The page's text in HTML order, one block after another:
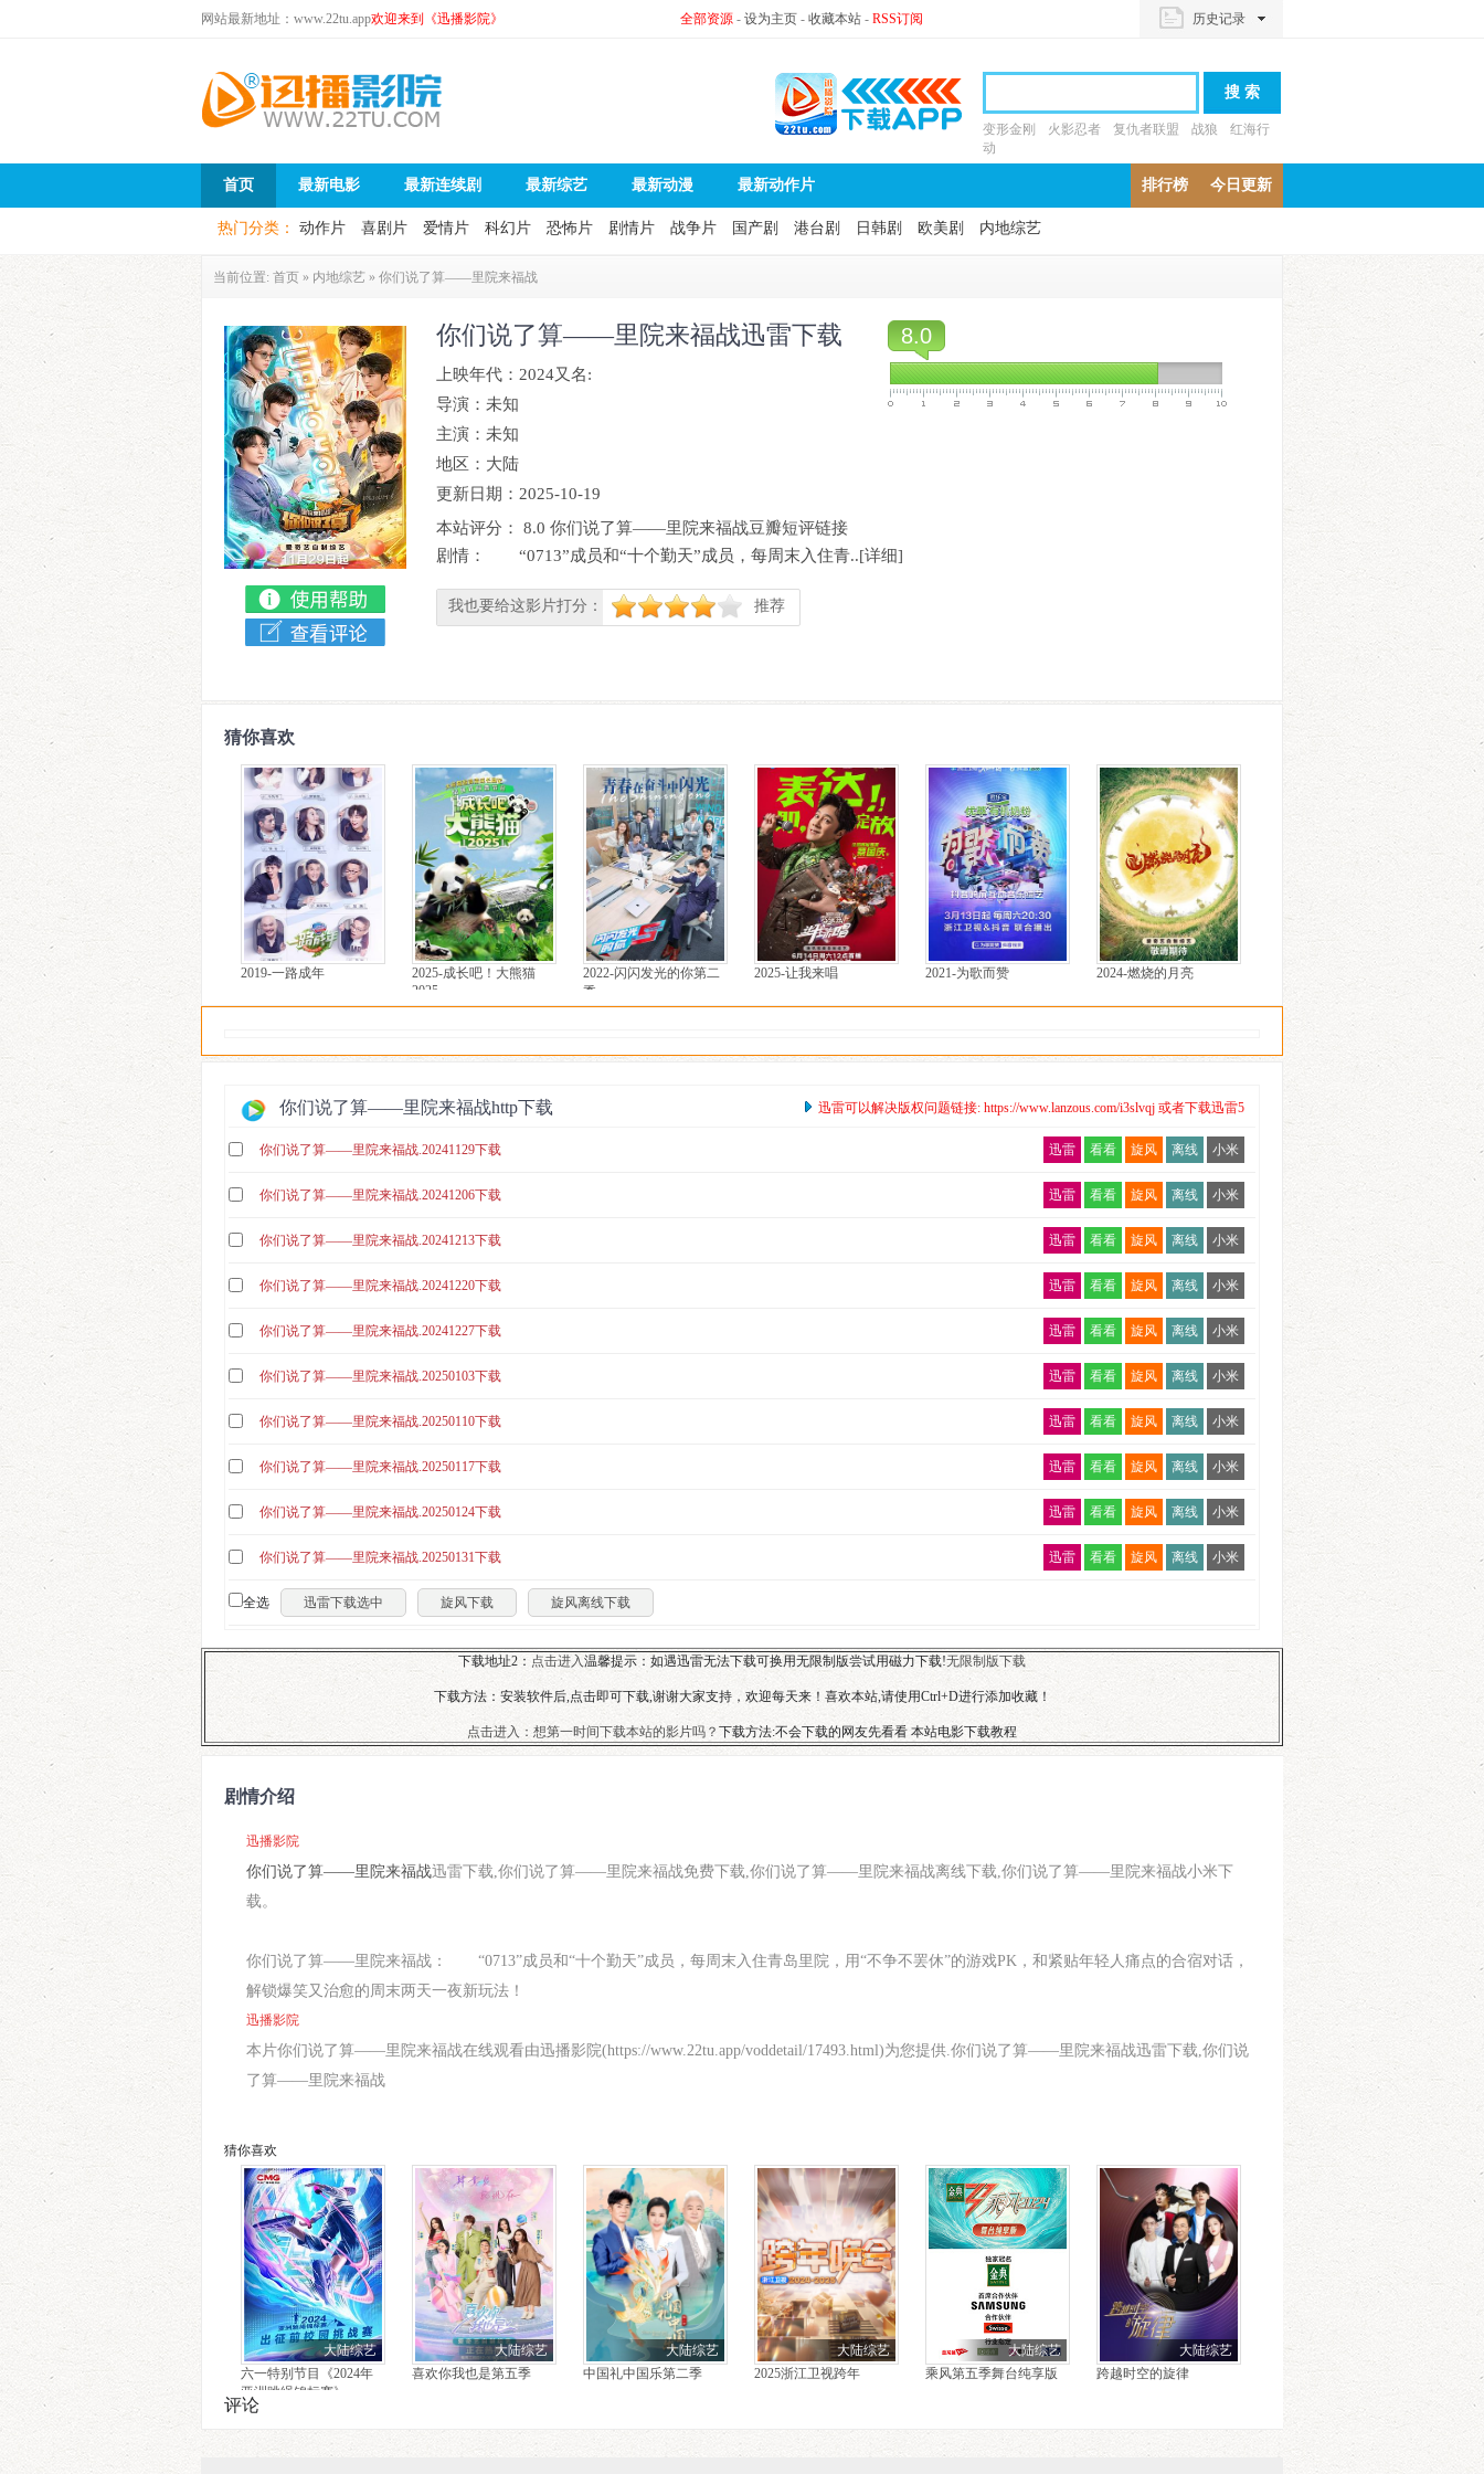
网站最新地址：www.22tu.app欢迎来到《迅播影院》 全部资源 - 设为主页 - 收藏本站 - RSS订阅 历史记录
变形金刚 火影忍者 复仇者联盟 战狼
红海行
动
首页 最新电影 最新连续剧 最新综艺 最新动漫 最新动作片 排行榜 今日更新
热门分类： 动作片 喜剧片 爱情片 科幻片 恐怖片 剧情片 战争片 国产剧 港台剧 日韩剧 欧美剧 内地综艺
当前位置: 首页 » 内地综艺 » 你们说了算——里院来福战
你们说了算——里院来福战迅雷下载
上映年代： 2024又名:
导演： 未知
主演： 未知
地区： 大陆
更新日期： 2025-10-19
本站评分：
8.0 你们说了算——里院来福战豆瓣短评链接
剧情：
“0713”成员和“十个勤天”成员，每周末入住青..[详细]
我也要给这影片打分：
很差较差还行推荐力荐 推荐
8.0
猜你喜欢
2019-一路成年
2025-成长吧！大熊猫
2025
2022-闪闪发光的你第二
季
2025-让我来唱 2021-为歌而赞 2024-燃烧的月亮
你们说了算——里院来福战http下载 迅雷可以解决版权问题链接: https://www.lanzous.com/i3slvqj 或者下载迅雷5
你们说了算——里院来福战.20241129下载 迅雷 看看 旋风 离线 小米
你们说了算——里院来福战.20241206下载 迅雷 看看 旋风 离线 小米
你们说了算——里院来福战.20241213下载 迅雷 看看 旋风 离线 小米
你们说了算——里院来福战.20241220下载 迅雷 看看 旋风 离线 小米
你们说了算——里院来福战.20241227下载 迅雷 看看 旋风 离线 小米
你们说了算——里院来福战.20250103下载 迅雷 看看 旋风 离线 小米
你们说了算——里院来福战.20250110下载 迅雷 看看 旋风 离线 小米
你们说了算——里院来福战.20250117下载 迅雷 看看 旋风 离线 小米
你们说了算——里院来福战.20250124下载 迅雷 看看 旋风 离线 小米
你们说了算——里院来福战.20250131下载 迅雷 看看 旋风 离线 小米
全选 迅雷下载选中 旋风下载 旋风离线下载
下载地址2： 点击进入温馨提示：如遇迅雷无法下载可换用无限制版尝试用磁力下载!无限制版下载
下载方法：安装软件后,点击即可下载,谢谢大家支持，欢迎每天来！喜欢本站,请使用Ctrl+D进行添加收藏！
点击进入：想第一时间下载本站的影片吗？ 下载方法:不会下载的网友先看看 本站电影下载教程
剧情介绍
迅播影院
你们说了算——里院来福战迅雷下载,你们说了算——里院来福战免费下载,你们说了算——里院来福战离线下载,你们说了算——里院来福战小米下
载。
你们说了算——里院来福战： “0713”成员和“十个勤天”成员，每周末入住青岛里院，用“不争不罢休”的游戏PK，和紧贴年轻人痛点的合宿对话，
解锁爆笑又治愈的周末两天一夜新玩法！
迅播影院
本片你们说了算——里院来福战在线观看由迅播影院(https://www.22tu.app/voddetail/17493.html)为您提供.你们说了算——里院来福战迅雷下载,你们说
了算——里院来福战
猜你喜欢
大陆综艺
六一特别节目《2024年
亚洲跳绳锦标赛》
大陆综艺
喜欢你我也是第五季
大陆综艺
中国礼中国乐第二季
大陆综艺
2025浙江卫视跨年
大陆综艺
乘风第五季舞台纯享版
大陆综艺
跨越时空的旋律
评论